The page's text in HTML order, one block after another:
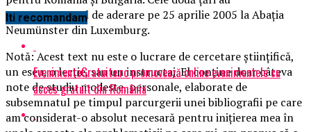
semnat Tratatul de aderare pe 25 aprilie 2005 la Abația
Neumünster din Luxemburg.
Notă: Acest text nu este o lucrare de cercetare științifică,
un eseu, o lecție, sau un instructaj. El conține doar câteva
note de studiu modeste, personale, elaborate de
subsemnatul pe timpul parcurgerii unei bibliografii pe care
am considerat-o absolut necesară pentru inițierea mea în
Iti recomandam
EvenimenteGratuite.ro promovează online evenimentele cu
acces gratuit din România